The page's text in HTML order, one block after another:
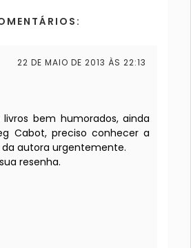
22 DE MAIO DE 2013 ÀS 22:13
livros bem humorados, ainda
Cabot, preciso conhecer a
autora urgentemente.
resenha.